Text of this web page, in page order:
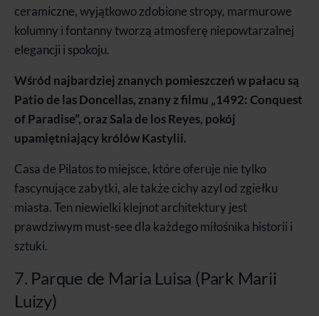
ceramiczne, wyjątkowo zdobione stropy, marmurowe
kolumny i fontanny tworzą atmosferę niepowtarzalnej
elegancji i spokoju.
Wśród najbardziej znanych pomieszczeń w pałacu są
Patio de las Doncellas, znany z filmu „1492: Conquest
of Paradise”, oraz Sala de los Reyes, pokój
upamiętniający królów Kastylii.
Casa de Pilatos to miejsce, które oferuje nie tylko
fascynujące zabytki, ale także cichy azyl od zgiełku
miasta. Ten niewielki klejnot architektury jest
prawdziwym must-see dla każdego miłośnika historii i
sztuki.
7. Parque de Maria Luisa (Park Marii
Luizy)